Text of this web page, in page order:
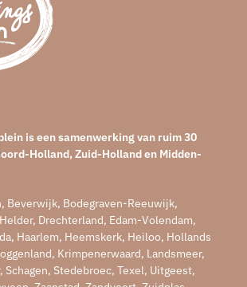
is een samenwerking van ruim 30
Holland, Zuid-Holland en Midden-
Beverwijk, Bodegraven-Reeuwijk,
Drechterland, Edam-Volendam,
Haarlem, Heemskerk, Heiloo, Hollands
Krimpenerwaard, Landsmeer,
Schagen, Stedebroec, Texel, Uitgeest,